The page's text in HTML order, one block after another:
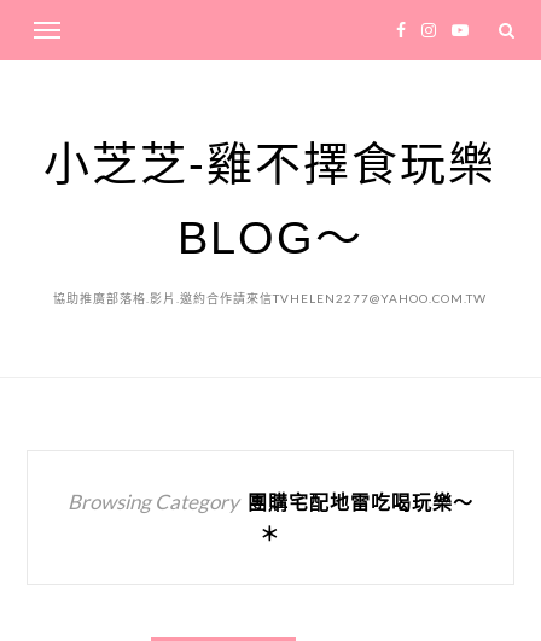
小芝芝-雞不擇食玩樂
BLOG～
協助推廣部落格.影片.邀約合作請來信TVHELEN2277@YAHOO.COM.TW
Browsing Category 團購宅配地雷吃喝玩樂～
＊